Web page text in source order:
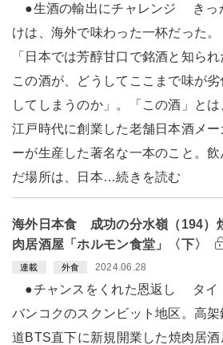
●生酒の輸出にチャレンジ きっ
けは、海外で味わった一杯だった。
「日本では芳醇甘口で銘酒と知られ
この酒が、どうしてここまで味が劣
してしまうのか」。「この酒」とは
江戸時代に創業した老舗日本酒メー
ーが生産した著名な一本のこと。飲
だ場所は、日本…続きを読む
海外日本食 成功の分水嶺（194）
肉居酒屋「ホルモン食堂」〈下〉
連載 外食 2024.06.28
●チャンスをくれた恩返し タイ
バンコクのスクンビット地区。高架
道BTS直下に新規開業した焼肉居酒